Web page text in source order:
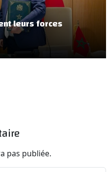
leurs forces
pas publiée.